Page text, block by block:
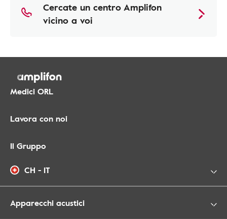
Cercate un centro Amplifon
vicino a voi
Medici ORL
Lavora con noi
Il Gruppo
CH - IT
Apparecchi acustici